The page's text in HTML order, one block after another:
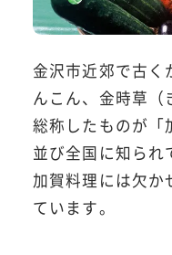
金沢市近郊で古く
んこん、金時草（
総称したものが「
並び全国に知られ
加賀料理には欠か
ています。